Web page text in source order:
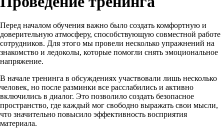
Перед началом обучения важно было создать комфортную и
доверительную атмосферу, способствующую совместной работе
сотрудников. Для этого мы провели несколько упражнений на
знакомство и ледоколы, которые помогли снять эмоциональное
напряжение.
В начале тренинга в обсуждениях участвовали лишь несколько
человек, но после разминки все расслабились и активно
включились в диалог. Это позволило создать безопасное
пространство, где каждый мог свободно выражать свои мысли,
что значительно повысило эффективность восприятия
материала.